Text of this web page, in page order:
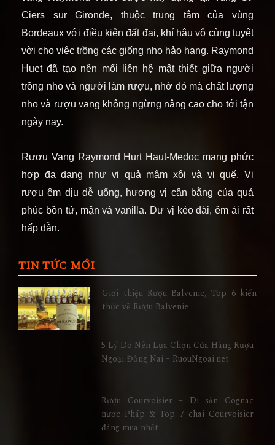
Ciers sur Gironde, thuộc trung tâm của vùng
Bordeaux với điều kiện đất đai, khí hậu vô cùng tuyệt
vời cho việc trồng các giống nho hảo hạng. Raymond
Huet đã tạo nên mối liên hệ mật thiết giữa người
trồng nho và người làm rượu, nhờ đó mà chất lượng
nho và rượu vang không ngừng nâng cao cho tới tận
ngày nay.
Rượu Vang Raymond Hurt Haut-Medoc mang phức
hợp đa dạng như vị quả mâm xôi và vị quế. Vị
rượu êm dịu dễ uống, hương vị cân bằng của quả
phúc bồn tử, mận và vanilla. Dư vị kéo dài, êm ái rất
hấp dẫn.
TIN TỨC MỚI
Giới thiệu Rượu Balvenie, Top 6 kiến
thức về Rượu Balvenie
5 Lý Do Nên Lựa Chọn Cửa Hàng Rượu
Ngoại Đồng Nai – RuouNgoai.net
Rượu Courvoisier – Di sản Cognac
nước Pháp & Top 7 chai Courvoisier
đáng mua nhất